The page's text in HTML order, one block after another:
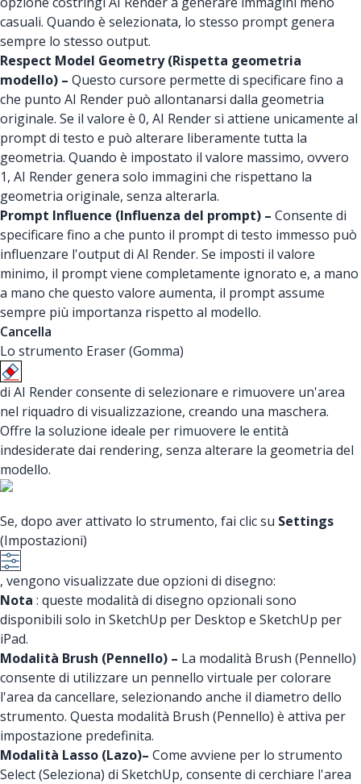
casuali. Quando è selezionata, lo stesso prompt genera
sempre lo stesso output.
Respect Model Geometry (Rispetta geometria
modello) – Questo cursore permette di specificare fino a
che punto AI Render può allontanarsi dalla geometria
originale. Se il valore è 0, AI Render si attiene unicamente al
prompt di testo e può alterare liberamente tutta la
geometria. Quando è impostato il valore massimo, ovvero
1, AI Render genera solo immagini che rispettano la
geometria originale, senza alterarla.
Prompt Influence (Influenza del prompt) – Consente di
specificare fino a che punto il prompt di testo immesso può
influenzare l'output di AI Render. Se imposti il valore
minimo, il prompt viene completamente ignorato e, a mano
a mano che questo valore aumenta, il prompt assume
sempre più importanza rispetto al modello.
Cancella
Lo strumento Eraser (Gomma)
di AI Render consente di selezionare e rimuovere un'area
nel riquadro di visualizzazione, creando una maschera.
Offre la soluzione ideale per rimuovere le entità
indesiderate dai rendering, senza alterare la geometria del
modello.
Se, dopo aver attivato lo strumento, fai clic su Settings
(Impostazioni)
, vengono visualizzate due opzioni di disegno:
Nota : queste modalità di disegno opzionali sono
disponibili solo in SketchUp per Desktop e SketchUp per
iPad.
Modalità Brush (Pennello) – La modalità Brush (Pennello)
consente di utilizzare un pennello virtuale per colorare
l'area da cancellare, selezionando anche il diametro dello
strumento. Questa modalità Brush (Pennello) è attiva per
impostazione predefinita.
Modalità Lasso (Lazo)– Come avviene per lo strumento
Select (Seleziona) di SketchUp, consente di cerchiare l'area